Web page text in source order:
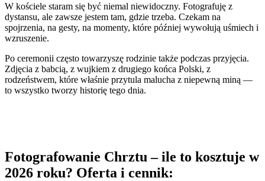
W kościele staram się być niemal niewidoczny. Fotografuję z
dystansu, ale zawsze jestem tam, gdzie trzeba. Czekam na
spojrzenia, na gesty, na momenty, które później wywołują uśmiech i
wzruszenie.
Po ceremonii często towarzyszę rodzinie także podczas przyjęcia.
Zdjęcia z babcią, z wujkiem z drugiego końca Polski, z
rodzeństwem, które właśnie przytula malucha z niepewną miną —
to wszystko tworzy historię tego dnia.
Fotografowanie Chrztu – ile to kosztuje w
2026 roku? Oferta i cennik: